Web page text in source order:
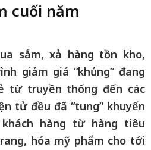
cuối năm
sắm, xả hàng tồn kho,
giảm giá “khủng” đang
từ truyền thống đến các
tử đều đã “tung” khuyến
hàng từ hàng tiêu
hóa mỹ phẩm cho tới